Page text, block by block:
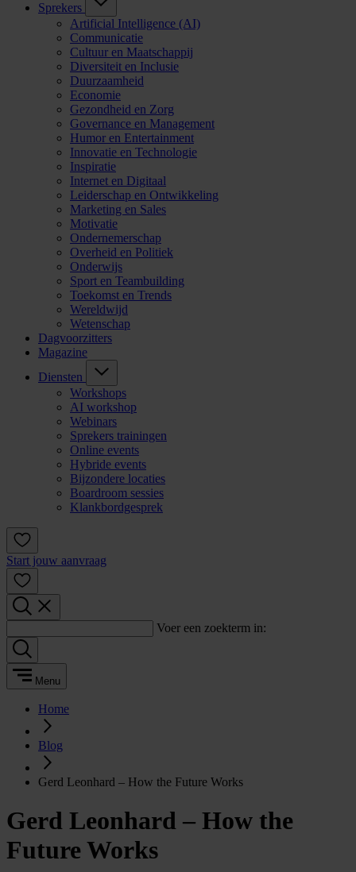
Sprekers
Artificial Intelligence (AI)
Communicatie
Cultuur en Maatschappij
Diversiteit en Inclusie
Duurzaamheid
Economie
Gezondheid en Zorg
Governance en Management
Humor en Entertainment
Innovatie en Technologie
Inspiratie
Internet en Digitaal
Leiderschap en Ontwikkeling
Marketing en Sales
Motivatie
Ondernemerschap
Overheid en Politiek
Onderwijs
Sport en Teambuilding
Toekomst en Trends
Wereldwijd
Wetenschap
Dagvoorzitters
Magazine
Diensten
Workshops
AI workshop
Webinars
Sprekers trainingen
Online events
Hybride events
Bijzondere locaties
Boardroom sessies
Klankbordgesprek
Start jouw aanvraag
Voer een zoekterm in:
Menu
Home
Blog
Gerd Leonhard – How the Future Works
Gerd Leonhard – How the
Future Works